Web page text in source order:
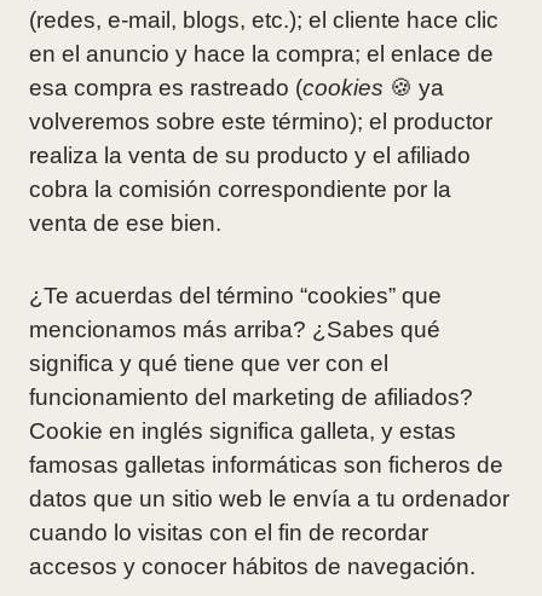
(redes, e-mail, blogs, etc.); el cliente hace clic
en el anuncio y hace la compra; el enlace de
esa compra es rastreado (cookies 🍪 ya
volveremos sobre este término); el productor
realiza la venta de su producto y el afiliado
cobra la comisión correspondiente por la
venta de ese bien.
¿Te acuerdas del término “cookies” que
mencionamos más arriba? ¿Sabes qué
significa y qué tiene que ver con el
funcionamiento del marketing de afiliados?
Cookie en inglés significa galleta, y estas
famosas galletas informáticas son ficheros de
datos que un sitio web le envía a tu ordenador
cuando lo visitas con el fin de recordar
accesos y conocer hábitos de navegación.